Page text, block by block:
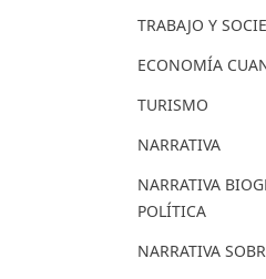
TRABAJO Y
ECONOMÍA
TURISMO
NARRATIVA
NARRATIVA
POLÍTICA
NARRATIVA